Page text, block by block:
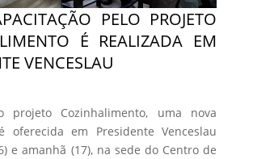
PELO PROJETO
É REALIZADA EM
VENCESLAU
projeto Cozinhalimento, uma nova
oferecida em Presidente Venceslau
e amanhã (17), na sede do Centro de